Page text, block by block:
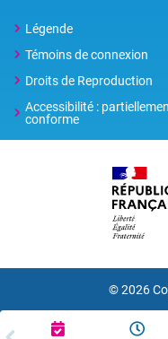
Légende
Témoins de connexion
Droits de Reproduction
Accessibilité :
conforme
© 2026